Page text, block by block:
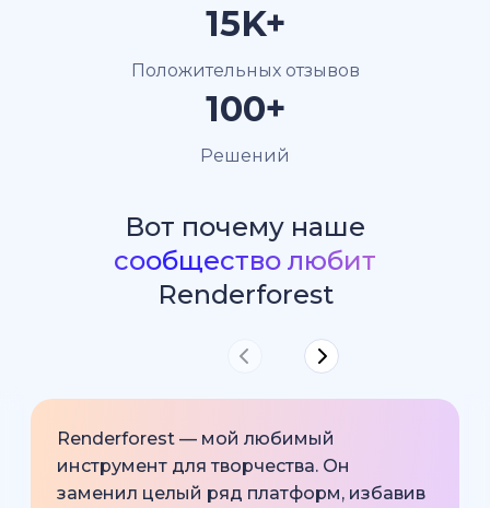
15K+
Положительных отзывов
100+
Решений
Вот почему наше
сообщество любит
Renderforest
Renderforest — мой любимый
инструмент для творчества. Он
заменил целый ряд платформ, избавив